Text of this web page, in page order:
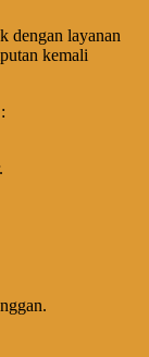
dengan layanan
kemali